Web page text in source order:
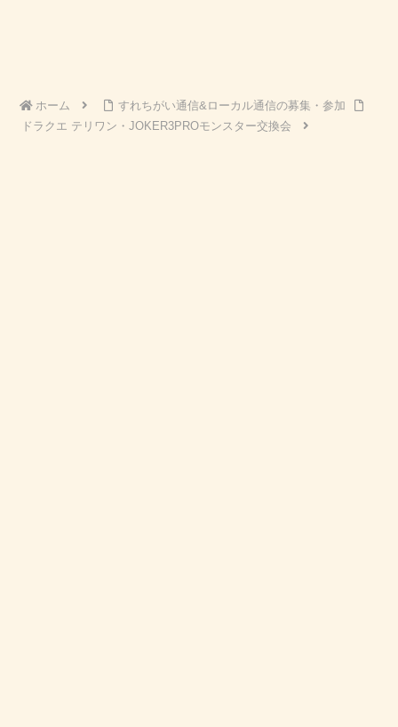
ホーム
すれちがい通信&ローカル通信の募集・参加
ドラクエ テリワン・JOKER3PROモンスター交換会